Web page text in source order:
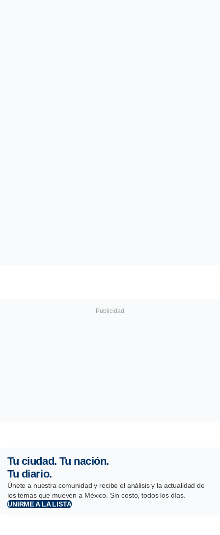
Tu ciudad. Tu nación.
Tu diario.
Únete a nuestra comunidad y recibe el análisis y la actualidad de
los temas que mueven a México. Sin costo, todos los días.
UNIRME A LA LISTA